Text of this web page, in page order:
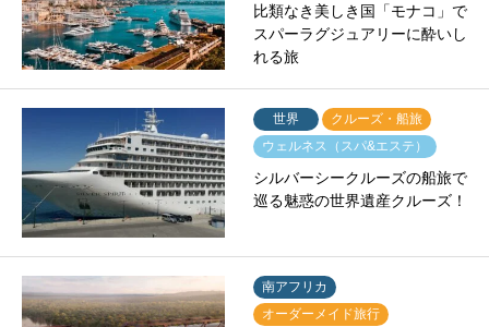
比類なき美しき国「モナコ」で
スパーラグジュアリーに酔いし
れる旅
世界
クルーズ・船旅
ウェルネス（スパ&エステ）
シルバーシークルーズの船旅で
巡る魅惑の世界遺産クルーズ！
南アフリカ
オーダーメイド旅行